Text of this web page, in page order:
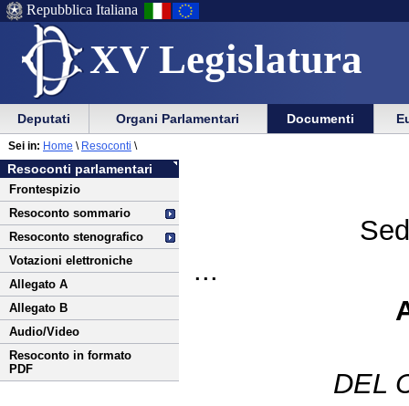
XV Legislatura
Menu
di
ausilio
alla
navigazione
Vai
Menu
di
navigazione
principale
Repubblica Italiana
Menu
di
navigazione
principale
Vai
menu
di
sezione
Deputati Organi Parlamentari Documenti
Vai
al
contenuto
Resoconti parlamentari
Frontespizio
Resoconto sommario
Resoconto stenografico
Votazioni elettroniche
Allegato A
Allegato B
Audio/Video
Resoconto in formato
PDF
Sei in: Home \ Resoconti \
...
DEL